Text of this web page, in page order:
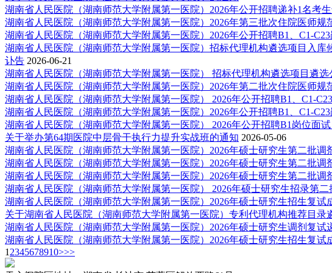
湖南省人民医院（湖南师范大学附属第一医院）2026年公开招聘递补1名考
湖南省人民医院（湖南师范大学附属第一医院）2026年第三批次住院医师规
湖南省人民医院（湖南师范大学附属第一医院）2026年公开招聘B1、C1-
湖南省人民医院（湖南师范大学附属第一医院）招标代理机构遴选项目入库
讣告 2026-06-21
湖南省人民医院（湖南师范大学附属第一医院） 招标代理机构遴选项目遴选
湖南省人民医院（湖南师范大学附属第一医院）2026年第二批次住院医师规
湖南省人民医院（湖南师范大学附属第一医院） 2026年公开招聘B1、C1-
湖南省人民医院（湖南师范大学附属第一医院）2026年公开招聘B1、C1-
湖南省人民医院（湖南师范大学附属第一医院） 2026年公开招聘B1岗位面试
关于举办第64期医院中层骨干执行力提升实战班的通知 2026-05-06
湖南省人民医院（湖南师范大学附属第一医院）2026年硕士研究生第二批调
湖南省人民医院（湖南师范大学附属第一医院）2026年硕士研究生第二批调
湖南省人民医院（湖南师范大学附属第一医院）2026年硕士研究生第二批调
湖南省人民医院（湖南师范大学附属第一医院） 2026年硕士研究生招录第二
湖南省人民医院（湖南师范大学附属第一医院）2026年硕士研究生招生复试
关于湖南省人民医院（湖南师范大学附属第一医院）专利代理机构推荐目录
湖南省人民医院（湖南师范大学附属第一医院）2026年硕士研究生调剂复试
湖南省人民医院（湖南师范大学附属第一医院）2026年硕士研究生招生复试
1 2345678910>>>